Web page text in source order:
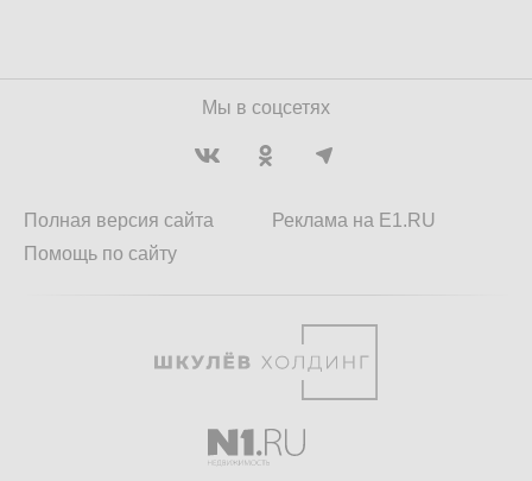
Мы в соцсетях
Полная версия сайта
Помощь по сайту
Реклама на E1.RU